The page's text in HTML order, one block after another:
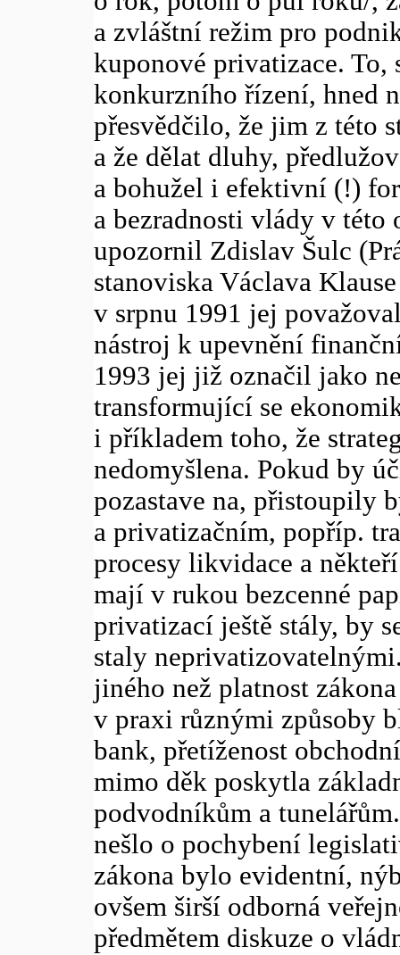
a zvláštní režim pro
kuponové privatizace. To,
konkurzního řízení, hned
přesvědčilo, že jim z této
a že dělat dluhy,
a bohužel i efektivní (!)
a bezradnosti vlády v této
upozornil Zdislav Šulc
stanoviska Václava
v srpnu 1991 jej
nástroj k upevnění
1993 jej již označil jako
transformující se
i příkladem toho, že
nedomyšlena. Pokud by
pozastave na, přistoupily
a privatizačním, popříp.
procesy likvidace a
mají v rukou bezcenné
privatizací ještě stály, by
staly
jiného než platnost
v praxi různými způsoby
bank, přetíženost
mimo děk poskytla
podvodníkům a
nešlo o pochybení
zákona bylo evidentní,
ovšem širší odborná
předmětem diskuze o